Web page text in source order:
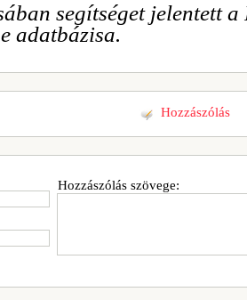
segítséget jelentett
adatbázisa.
Hozzászólás
Hozzászólás szövege: